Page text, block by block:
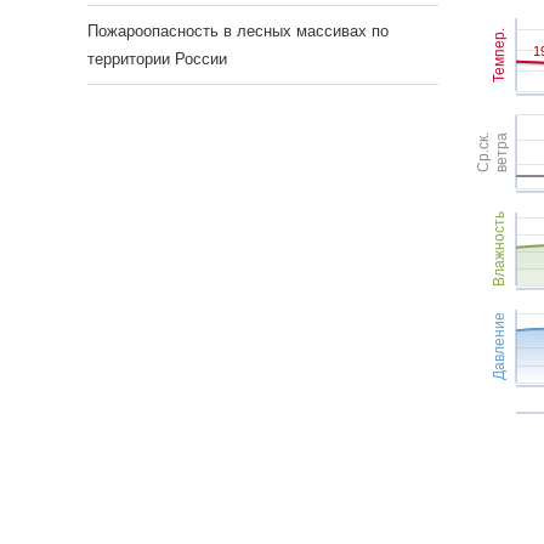
Темпер.
Ср.ск.ветра
Влажность
Давление
Пожароопасность в лесных массивах по
территории России